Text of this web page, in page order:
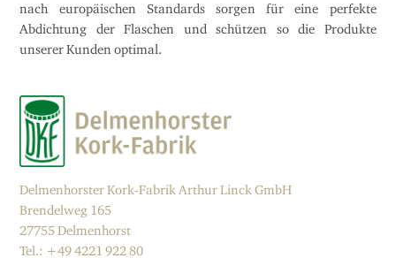
nach europäischen Standards sorgen für eine perfekte
Abdichtung der Flaschen und schützen so die Produkte
unserer Kunden optimal.
Delmenhorster Kork-Fabrik Arthur Linck GmbH
Brendelweg 165
27755 Delmenhorst
Tel.: +49 4221 922 80